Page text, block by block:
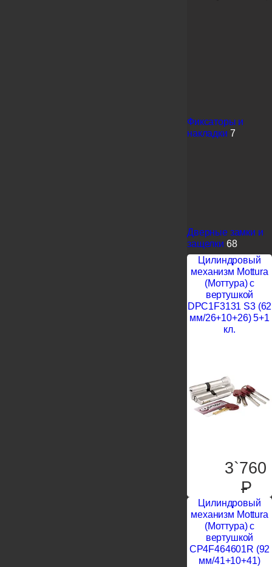
Фиксаторы и
накладки 7
Дверные замки и
защелки 68
Цилиндровый
механизм Mottura
(Моттура) с
вертушкой
DPC1F3131 S3 (62
мм/26+10+26) 5+1
кл.
3`760
P
Цилиндровый
механизм Mottura
(Моттура) с
вертушкой
CP4F464601R (92
мм/41+10+41)